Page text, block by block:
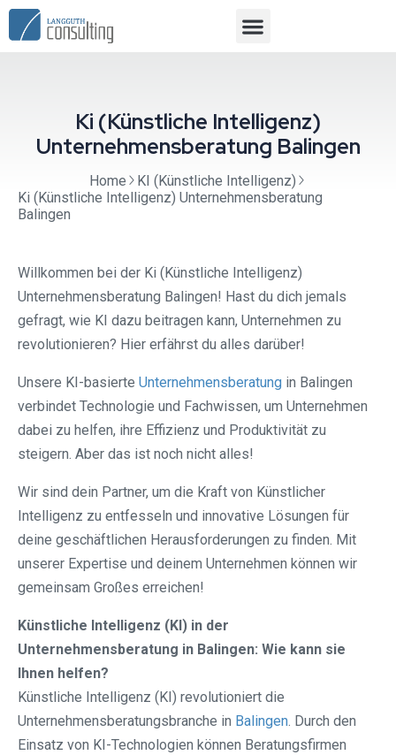
Ki (Künstliche Intelligenz)
Unternehmensberatung Balingen
Home
KI (Künstliche Intelligenz)
Ki (Künstliche Intelligenz) Unternehmensberatung
Balingen
Willkommen bei der Ki (Künstliche Intelligenz)
Unternehmensberatung Balingen! Hast du dich jemals
gefragt, wie KI dazu beitragen kann, Unternehmen zu
revolutionieren? Hier erfährst du alles darüber!
Unsere KI-basierte Unternehmensberatung in Balingen
verbindet Technologie und Fachwissen, um Unternehmen
dabei zu helfen, ihre Effizienz und Produktivität zu
steigern. Aber das ist noch nicht alles!
Wir sind dein Partner, um die Kraft von Künstlicher
Intelligenz zu entfesseln und innovative Lösungen für
deine geschäftlichen Herausforderungen zu finden. Mit
unserer Expertise und deinem Unternehmen können wir
gemeinsam Großes erreichen!
Künstliche Intelligenz (KI) in der
Unternehmensberatung in Balingen: Wie kann sie
Ihnen helfen?
Künstliche Intelligenz (KI) revolutioniert die
Unternehmensberatungsbranche in Balingen. Durch den
Einsatz von KI-Technologien können Beratungsfirmen